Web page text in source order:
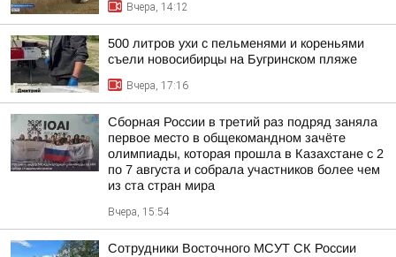
Вчера, 14:12
500 литров ухи с пельменями и кореньями
съели новосибирцы на Бугринском пляже
Вчера, 17:16
Сборная России в третий раз подряд заняла
первое место в общекомандном зачёте
олимпиады, которая прошла в Казахстане с 2
по 7 августа и собрала участников более чем
из ста стран мира
Вчера, 15:54
Сотрудники Восточного МСУТ СК России